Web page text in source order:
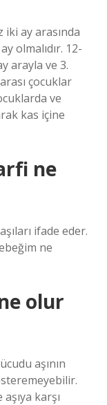
iki ay arasında
olmalıdır. 12-
arayla ve 3.
çocuklar
ve
kas içine
ne
ifade eder.
ne
olur
aşının
karşı